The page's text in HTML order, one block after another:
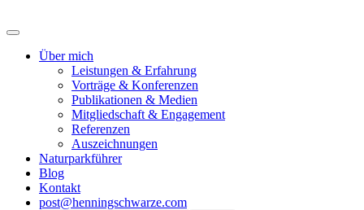
Über mich
Leistungen & Erfahrung
Vorträge & Konferenzen
Publikationen & Medien
Mitgliedschaft & Engagement
Referenzen
Auszeichnungen
Naturparkführer
Blog
Kontakt
post@henningschwarze.com